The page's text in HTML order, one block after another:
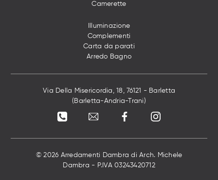
Camerette
Illuminazione
Complementi
Carta da parati
Arredo Bagno
Via Della Misericordia, 18, 76121 - Barletta
(Barletta-Andria-Trani)
© 2026 Arredamenti Dambra di Arch. Michele
Dambra - P.IVA 03243420712